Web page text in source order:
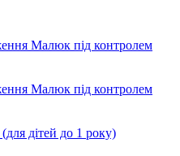
Малюк під контролем
Малюк під контролем
дітей до 1 року)